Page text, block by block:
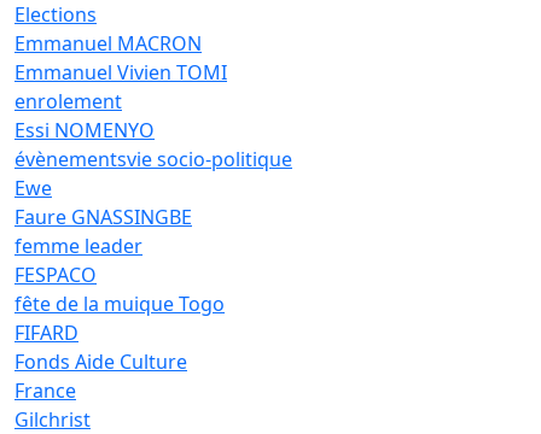
Elections
Emmanuel MACRON
Emmanuel Vivien TOMI
enrolement
Essi NOMENYO
évènementsvie socio-politique
Ewe
Faure GNASSINGBE
femme leader
FESPACO
fête de la muique Togo
FIFARD
Fonds Aide Culture
France
Gilchrist